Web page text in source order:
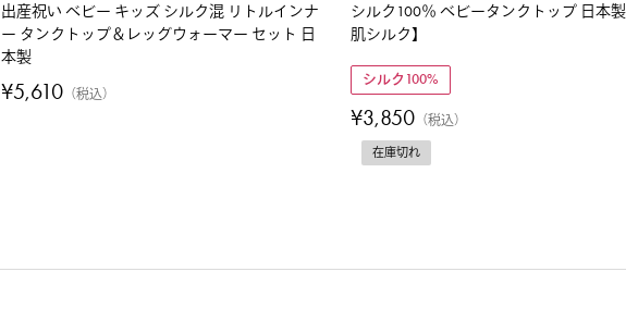
出産祝い ベビー キッズ シルク混 リトルインナ
ー タンクトップ＆レッグウォーマー セット 日
本製
¥5,610 税込
シルク100％ ベビータンクトップ 日本
肌シルク】
シルク100%
¥3,850 税込
在庫切れ